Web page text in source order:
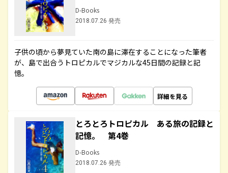
D-Books
2018.07.26 発売
子供の頃から夢見ていた南の島に滞在することになった筆者
が、島で出合うトロピカルでマジカルな45日間の記録と記
憶。
詳細を見る
とろとろトロピカル ある旅の記録と
記憶。 第4巻
D-Books
2018.07.26 発売